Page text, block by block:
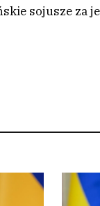
sojusze za